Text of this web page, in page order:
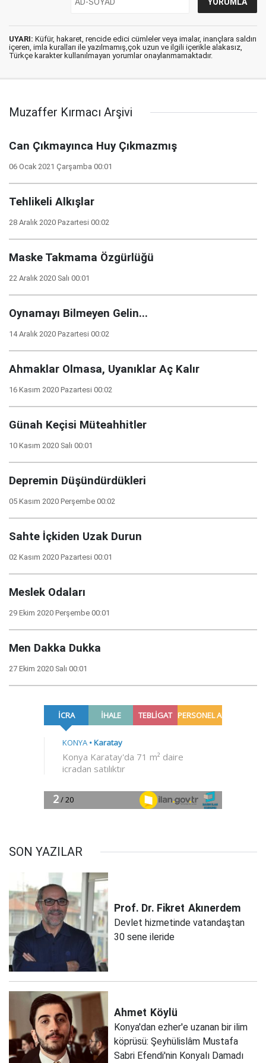
UYARI: Küfür, hakaret, rencide edici cümleler veya imalar, inançlara saldırı
içeren, imla kuralları ile yazılmamış,çok uzun ve ilgili içerikle alakasız,
Türkçe karakter kullanılmayan yorumlar onaylanmamaktadır.
Muzaffer Kırmacı Arşivi
Can Çıkmayınca Huy Çıkmazmış
06 Ocak 2021 Çarşamba 00:01
Tehlikeli Alkışlar
28 Aralık 2020 Pazartesi 00:02
Maske Takmama Özgürlüğü
22 Aralık 2020 Salı 00:01
Oynamayı Bilmeyen Gelin...
14 Aralık 2020 Pazartesi 00:02
Ahmaklar Olmasa, Uyanıklar Aç Kalır
16 Kasım 2020 Pazartesi 00:02
Günah Keçisi Müteahhitler
10 Kasım 2020 Salı 00:01
Depremin Düşündürdükleri
05 Kasım 2020 Perşembe 00:02
Sahte İçkiden Uzak Durun
02 Kasım 2020 Pazartesi 00:01
Meslek Odaları
29 Ekim 2020 Perşembe 00:01
Men Dakka Dukka
27 Ekim 2020 Salı 00:01
SON YAZILAR
Prof. Dr. Fikret Akınerdem
Devlet hizmetinde vatandaştan
30 sene ileride
Ahmet Köylü
Konya'dan ezher'e uzanan bir ilim
köprüsü: Şeyhülislâm Mustafa
Sabri Efendi'nin Konyalı Damadı